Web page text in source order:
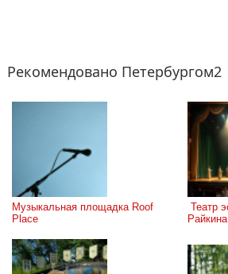
Рекомендовано Петербургом2
Музыкальная площадка Roof
Place
Райкина